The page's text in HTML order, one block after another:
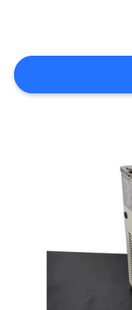
IN
SITEMAP